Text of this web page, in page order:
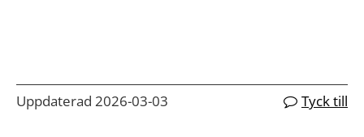
Uppdaterad 2026-03-03 Tyck till